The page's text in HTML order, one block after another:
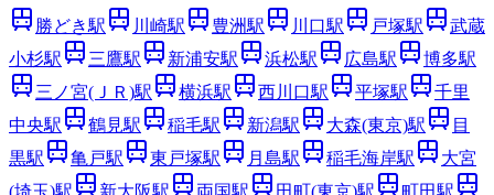
勝どき駅 川崎駅 豊洲駅 川口駅 戸塚駅
武蔵
小杉駅 三鷹駅 新浦安駅 浜松駅 広島駅 博多駅
三ノ宮(ＪＲ)駅 横浜駅 西川口駅 平塚駅
千里
中央駅 鶴見駅 稲毛駅 新潟駅 大森(東京)駅
目
黒駅 亀戸駅 東戸塚駅 月島駅 稲毛海岸駅
大宮